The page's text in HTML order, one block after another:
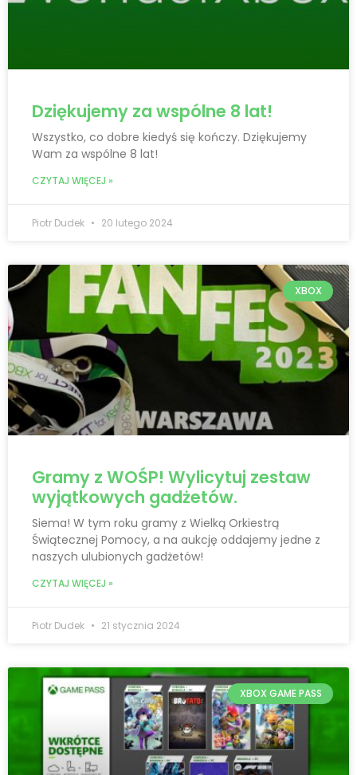
Dziękujemy za wspólne 8 lat!
Wszystko, co dobre kiedyś się kończy. Dziękujemy
Wam za wspólne 8 lat!
CZYTAJ WIĘCEJ »
Piotr Dudek 20 lutego 2024
XBOX
Gramy z WOŚP! Wylicytuj zestaw
wyjątkowych gadżetów.
Siema! W tym roku gramy z Wielką Orkiestrą
Świątecznej Pomocy, a na aukcję oddajemy jedne z
naszych ulubionych gadżetów!
CZYTAJ WIĘCEJ »
Piotr Dudek 21 stycznia 2024
XBOX GAME PASS